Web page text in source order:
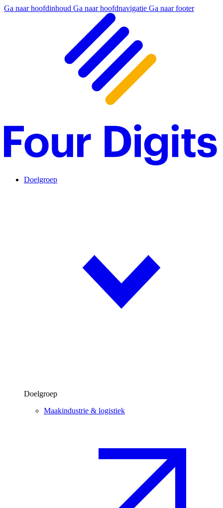
Ga naar hoofdinhoud Ga naar hoofdnavigatie Ga naar footer
Doelgroep
Doelgroep
Maakindustrie & logistiek